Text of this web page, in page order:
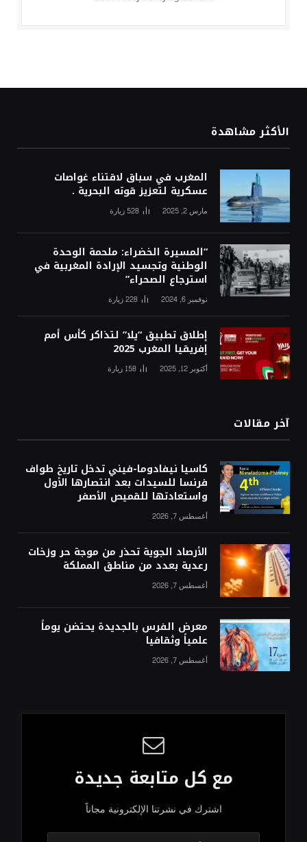
الأكثر مشاهدة
المغرب في سباق لاقتناء غواصات
عسكرية لتعزيز قوته البحرية .
مارس 2, 2025 528 زيارة
“المسيرة الخضراء: ملحمة الوحدة
الوطنية وتجسيد الإرادة المغربية في
استرجاع الصحراء”
نوفمبر 6, 2024 228زيارة
إطلاق تطبيق “يلا” لتذاكر كأس أمم
إفريقيا المغرب 2025
أكتوبر 12, 2025 158 زيارة
آخر مقالات
كاسيا نيفادوما-فيني تدخل تاريخ طواف
فرنسا للسيدات بعد انتصارها الأول
واستعادتها للقميص الأصفر
أغسطس 7, 2026
الأرصاد الجوية تحذر من موجة حر وزخات
رعدية بعدد من مناطق المملكة
أغسطس 7, 2026
معرض الفرس بالجديدة يحتضن يوماً
علمياً وثقافيا
أغسطس 7, 2026
مع كل متابعة جديدة
اشترك في نشرتنا الإلكترونية مجاناً